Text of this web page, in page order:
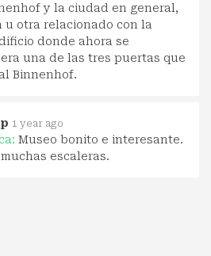
y la ciudad en general,
u otra relacionado con la
donde ahora se
una de las tres puertas que
Binnenhof.
1 year ago
Museo bonito e interesante.
escaleras.